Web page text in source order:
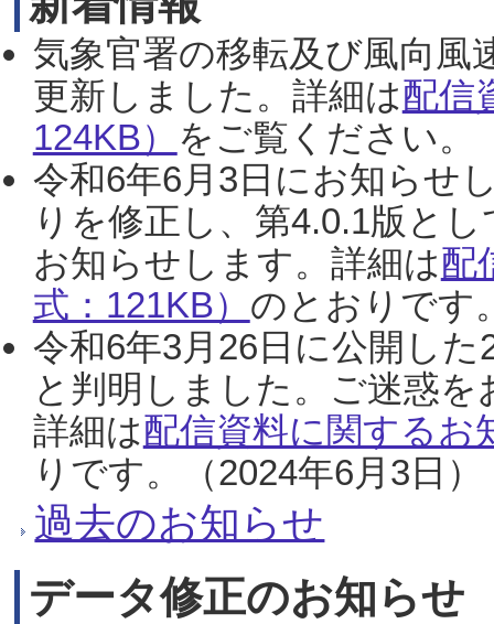
気象官署の移転及び風向風
更新しました。詳細は配信
124KB） をご覧ください。
令和6年6月3日にお知らせ
りを修正し、第4.0.1版と
お知らせします。詳細は配
式：121KB） のとおりです
令和6年3月26日に公開し
と判明しました。ご迷惑
詳細は配信資料に関するお
りです。（2024年6月3日）
過去のお知らせ
データ修正のお知らせ